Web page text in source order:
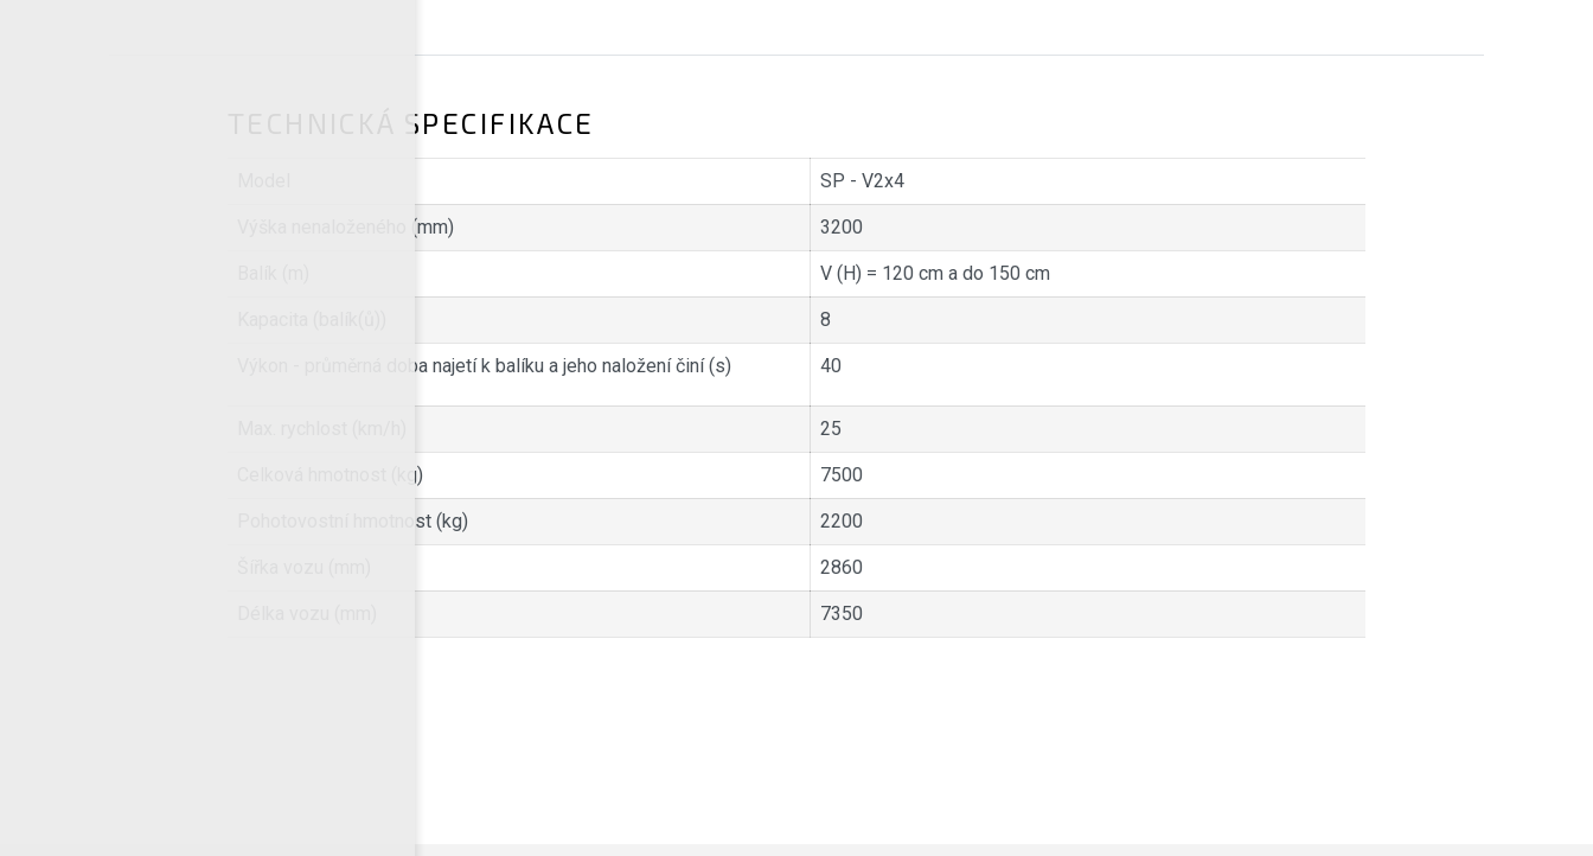
TECHNICKÁ SPECIFIKACE
SP - V2x4
Výška nenaloženého (mm) 3200
V (H) = 120 cm a do 150 cm
8
Výkon - průměrná doba najetí k balíku a jeho naložení činí (s) 40
25
Celková hmotnost (kg) 7500
Pohotovostní hmotnost (kg) 2200
2860
7350